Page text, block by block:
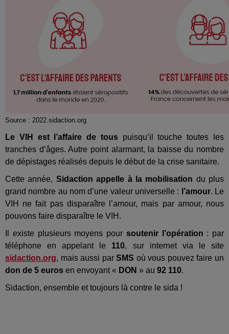
Source : 2022.sidaction.org
Le VIH est l’affaire de touspuisqu’il touche toutes les
tranches d’âges. Autre point alarmant, la baisse du nombre
de dépistages réalisés depuis le début de la crise sanitaire.
Cette année, Sidaction appelle à la mobilisation du plus
grand nombre au nom d’une valeur universelle :
l’amour. Le
VIH ne fait pas disparaître l’amour, mais par amour, nous
pouvons faire disparaître le VIH.
Il existe plusieurs moyens pour soutenir l’opération : par
téléphone en appelant le 110, sur internet via le site
sidaction.org, mais aussi parSMS où vous pouvez faire un
don de 5 euros en envoyant « DON » au 92 110.
Sidaction, ensemble et toujours là contre le sida !